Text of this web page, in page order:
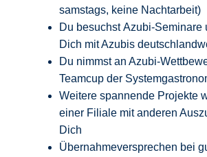
samstags, keine Nachtarbeit)
Du besuchst Azubi-Seminare
Dich mit Azubis
Du nimmst an Azubi-
Teamcup der
Weitere spannende Projekte
einer Filiale mit anderen
Dich
Übernahmeversprechen bei